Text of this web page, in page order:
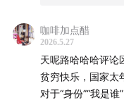
微信公众号：忽左
小红书：JustPod气
咖啡加点醋
2026.5.27
天呢路哈哈哈评论
贫穷快乐，国家太
对于“身份”“我是